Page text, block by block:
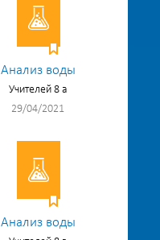
Анализ воды
Учителей 8 а
29/04/2021
Анализ воды